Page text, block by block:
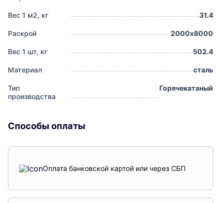
Вес 1 м2, кг 31.4
Раскрой 2000х8000
Вес 1 шт, кг 502.4
Материал сталь
Тип
производства
Горячекатаный
Способы оплаты
Оплата банковской картой или через СБП